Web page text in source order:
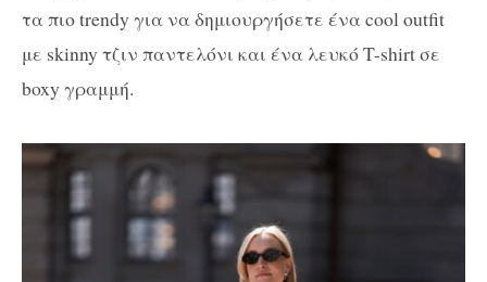
τα πιο trendy για να δημιουργήσετε ένα cool outfit
με skinny τζιν παντελόνι και ένα λευκό T-shirt σε
boxy γραμμή.